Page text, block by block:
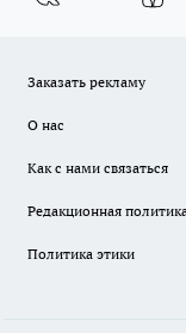
Заказать рекламу
О нас
Как с нами связаться
Редакционная
Политика этики